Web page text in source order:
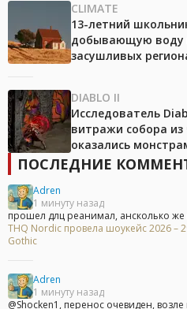
CLIMATE
13-летний
добывающую воду
засушливых
DIABLO II
Исследователь
витражи собора из
оказались
ПОСЛЕДНИЕ
Adren
1 минуту назад
прошел длц реанимал, ансколько же
THQ Nordic провела шоукейс 2026 –
Gothic
Adren
1 минуту назад
@Shocken1, перенос очевиден,